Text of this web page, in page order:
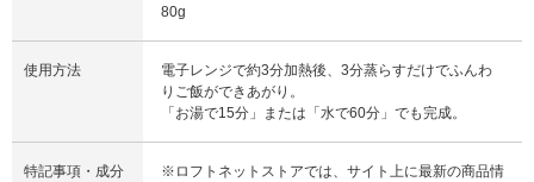
80g
使用方法
電子レンジで約3分加熱後、3分蒸らすだけでふんわ
りご飯ができあがり。
「お湯で15分」または「水で60分」でも完成。
特記事項・成分
※ロフトネットストアでは、サイト上に最新の商品情